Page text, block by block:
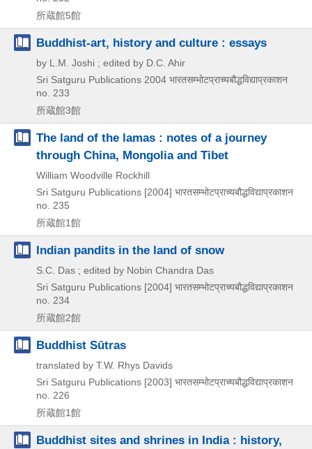
所蔵館5館
Buddhist-art, history and culture : essays
by L.M. Joshi ; edited by D.C. Ahir
Sri Satguru Publications 2004 भारतसम्भोटप्राच्यबौद्धविद्याप्रकाशन
no. 233
所蔵館3館
The land of the lamas : notes of a journey
through China, Mongolia and Tibet
William Woodville Rockhill
Sri Satguru Publications [2004] भारतसम्भोटप्राच्यबौद्धविद्याप्रकाशन
no. 235
所蔵館1館
Indian pandits in the land of snow
S.C. Das ; edited by Nobin Chandra Das
Sri Satguru Publications [2004] भारतसम्भोटप्राच्यबौद्धविद्याप्रकाशन
no. 234
所蔵館2館
Buddhist Sūtras
translated by T.W. Rhys Davids
Sri Satguru Publications [2003] भारतसम्भोटप्राच्यबौद्धविद्याप्रकाशन
no. 226
所蔵館1館
Buddhist sites and shrines in India : history,